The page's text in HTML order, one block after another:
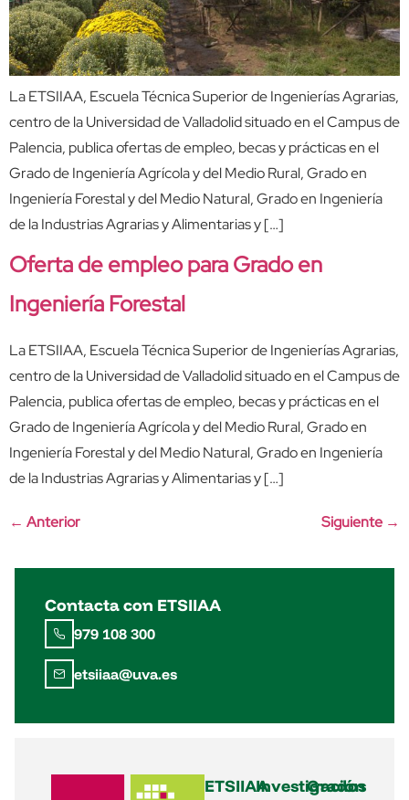
La ETSIIAA, Escuela Técnica Superior de Ingenierías Agrarias,
centro de la Universidad de Valladolid situado en el Campus de
Palencia, publica ofertas de empleo, becas y prácticas en el
Grado de Ingeniería Agrícola y del Medio Rural, Grado en
Ingeniería Forestal y del Medio Natural, Grado en Ingeniería
de la Industrias Agrarias y Alimentarias y […]
Oferta de empleo para Grado en
Ingeniería Forestal
La ETSIIAA, Escuela Técnica Superior de Ingenierías Agrarias,
centro de la Universidad de Valladolid situado en el Campus de
Palencia, publica ofertas de empleo, becas y prácticas en el
Grado de Ingeniería Agrícola y del Medio Rural, Grado en
Ingeniería Forestal y del Medio Natural, Grado en Ingeniería
de la Industrias Agrarias y Alimentarias y […]
← Anterior Siguiente →
Contacta con ETSIIAA
979 108 300
etsiiaa@uva.es
ETSIIAAInvestigación
Grados